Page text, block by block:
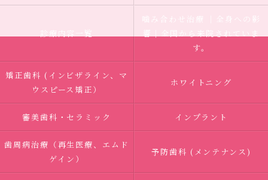
診療内容一覧
噛み合わせ治療 ｜全身への影
響｜全国から来院されていま
す。
矯正歯科 (インビザライン、マ
ウスピース矯正）
ホワイトニング
審美歯科・セラミック インプラント
歯周病治療（再生医療、エムド
ゲイン）
予防歯科 (メンテナンス)